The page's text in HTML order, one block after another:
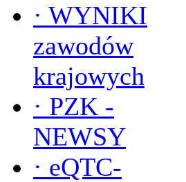
· WYNIKI
zawodów
krajowych
· PZK -
NEWSY
· eQTC-